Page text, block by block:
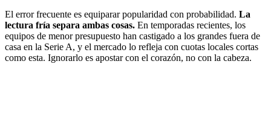
El error frecuente es equiparar popularidad con probabilidad. La
lectura fría separa ambas cosas. En temporadas recientes, los
equipos de menor presupuesto han castigado a los grandes fuera de
casa en la Serie A, y el mercado lo refleja con cuotas locales cortas
como esta. Ignorarlo es apostar con el corazón, no con la cabeza.